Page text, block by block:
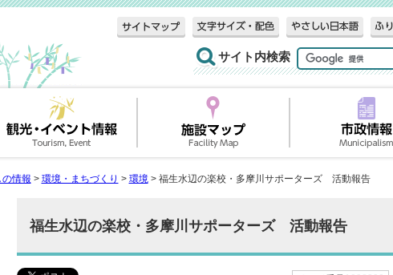
サイト内検索
の情報 > 環境・まちづくり > 環境> 福生水辺の楽校・多摩川サポーターズ 活動報告
福生水辺の楽校・多摩川サポーターズ 活動報告